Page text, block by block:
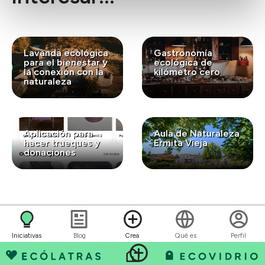
Iniciativas Blog Crea Qué es Perfil
Lavanda ecológica
para el bienestar y
la conexión con la
naturaleza
Gastronomía
ecológica de
kilómetro cero
Aplicación para
hacer trueques y
donaciones
Aula de Naturaleza
Ermita Vieja